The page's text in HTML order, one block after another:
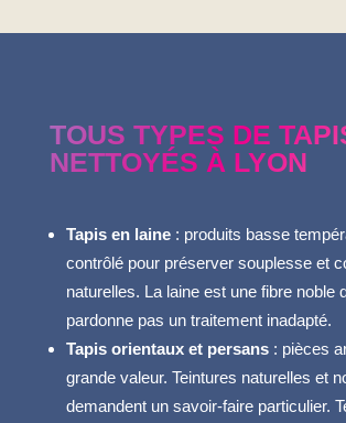
TOUS TYPES DE
NETTOYÉS À LYON
Tapis en laine: produits basse
contrôlé pour préserver souplesse et
naturelles. La laine est une fibre noble
pardonne pas un traitement inadapté.
Tapis orientaux et persans: pièces
grande valeur. Teintures naturelles et
demandent un savoir-faire particulier.